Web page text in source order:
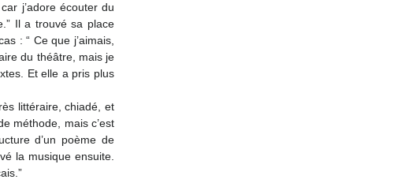
j’adore écouter du
Il a trouvé sa place
: “ Ce que j’aimais,
du théâtre, mais je
Et elle a pris plus
littéraire, chiadé, et
méthode, mais c’est
d’un poème de
la musique ensuite.